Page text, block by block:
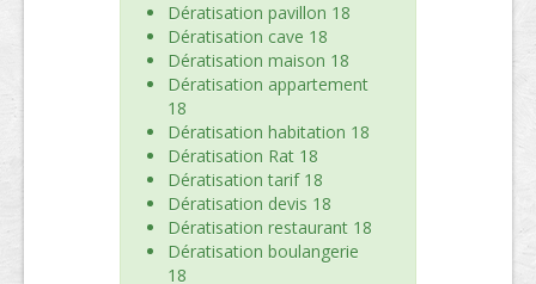
Dératisation pavillon 18
Dératisation cave 18
Dératisation maison 18
Dératisation appartement
18
Dératisation habitation 18
Dératisation Rat 18
Dératisation tarif 18
Dératisation devis 18
Dératisation restaurant 18
Dératisation boulangerie
18